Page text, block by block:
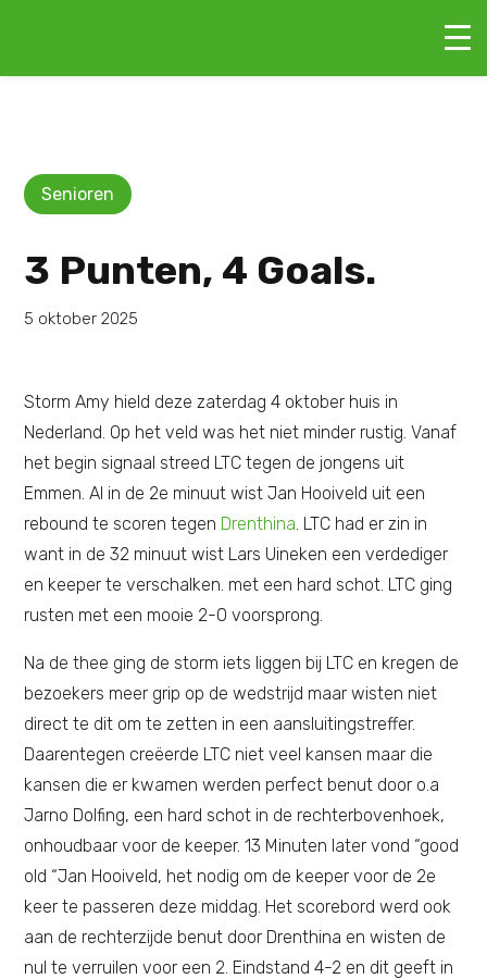
Senioren
3 Punten, 4 Goals.
5 oktober 2025
Storm Amy hield deze zaterdag 4 oktober huis in
Nederland. Op het veld was het niet minder rustig. Vanaf
het begin signaal streed LTC tegen de jongens uit
Emmen. Al in de 2e minuut wist Jan Hooiveld uit een
rebound te scoren tegen Drenthina . LTC had er zin in
want in de 32 minuut wist Lars Uineken een verdediger
en keeper te verschalken. met een hard schot. LTC ging
rusten met een mooie 2-0 voorsprong.
Na de thee ging de storm iets liggen bij LTC en kregen de
bezoekers meer grip op de wedstrijd maar wisten niet
direct te dit om te zetten in een aansluitingstreffer.
Daarentegen creëerde LTC niet veel kansen maar die
kansen die er kwamen werden perfect benut door o.a
Jarno Dolfing, een hard schot in de rechterbovenhoek,
onhoudbaar voor de keeper. 13 Minuten later vond “good
old “Jan Hooiveld, het nodig om de keeper voor de 2e
keer te passeren deze middag. Het scorebord werd ook
aan de rechterzijde benut door Drenthina en wisten de
nul te verruilen voor een 2. Eindstand 4-2 en dit geeft in